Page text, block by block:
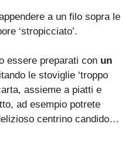
a un filo sopra le
‘stropicciato’.
essere preparati con un
le stoviglie ‘troppo
assieme a piatti e
ad esempio potrete
centrino candido…